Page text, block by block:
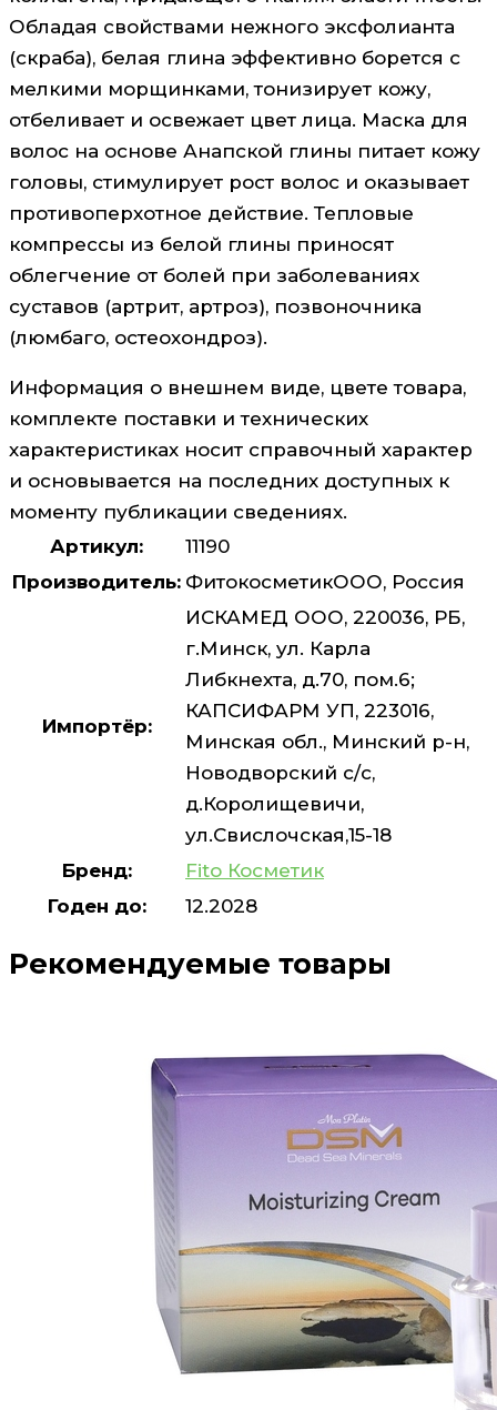
Обладая свойствами нежного эксфолианта
(скраба), белая глина эффективно борется с
мелкими морщинками, тонизирует кожу,
отбеливает и освежает цвет лица. Маска для
волос на основе Анапской глины питает кожу
головы, стимулирует рост волос и оказывает
противоперхотное действие. Тепловые
компрессы из белой глины приносят
облегчение от болей при заболеваниях
суставов (артрит, артроз), позвоночника
(люмбаго, остеохондроз).
Информация о внешнем виде, цвете товара,
комплекте поставки и технических
характеристиках носит справочный характер
и основывается на последних доступных к
моменту публикации сведениях.
Артикул:
11190
Производитель: ФитокосметикООО, Россия
Импортёр:
ИСКАМЕД ООО, 220036, РБ,
г.Минск, ул. Карла
Либкнехта, д.70, пом.6;
КАПСИФАРМ УП, 223016,
Минская обл., Минский р-н,
Новодворский с/с,
д.Королищевичи,
ул.Свислочская,15-18
Бренд:
Fito Косметик
Годен до:
12.2028
Рекомендуемые товары